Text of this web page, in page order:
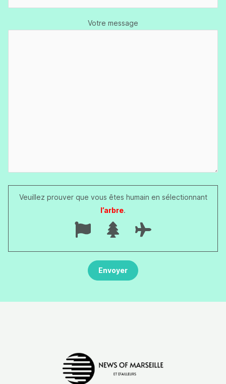
Votre message
Veuillez prouver que vous êtes humain en sélectionnant
l’arbre.